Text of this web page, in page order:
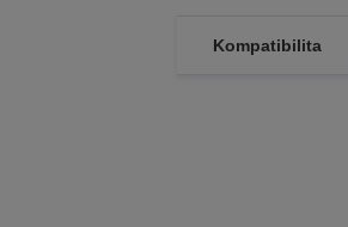
Kompatibilita